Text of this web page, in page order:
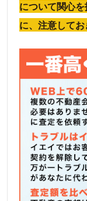
について関心
に、注意してお